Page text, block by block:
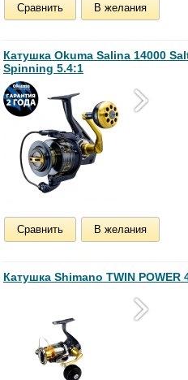
Сравнить В желания
Катушка Okuma Salina 14000
Spinning 5.4:1
Сравнить В желания
Катушка Shimano TWIN POWER